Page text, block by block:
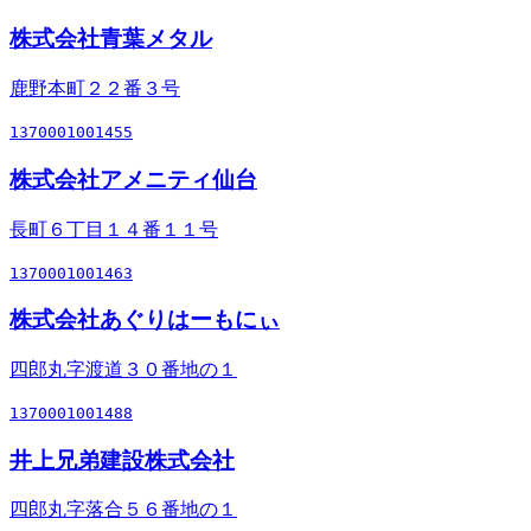
株式会社青葉メタル
鹿野本町２２番３号
1370001001455
株式会社アメニティ仙台
長町６丁目１４番１１号
1370001001463
株式会社あぐりはーもにぃ
四郎丸字渡道３０番地の１
1370001001488
井上兄弟建設株式会社
四郎丸字落合５６番地の１